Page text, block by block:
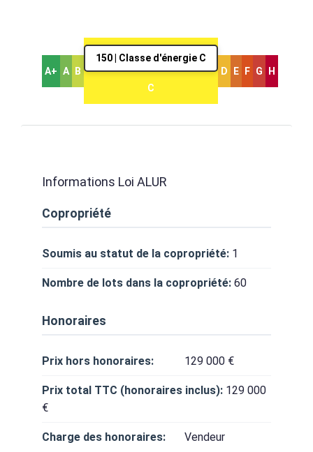
A+ A B
150 | Classe d'énergie C
C
D E F G H
Informations Loi ALUR
Copropriété
Soumis au statut de la copropriété: 1
Nombre de lots dans la copropriété: 60
Honoraires
Prix hors honoraires: 129 000 €
Prix total TTC (honoraires inclus): 129 000
€
Charge des honoraires: Vendeur